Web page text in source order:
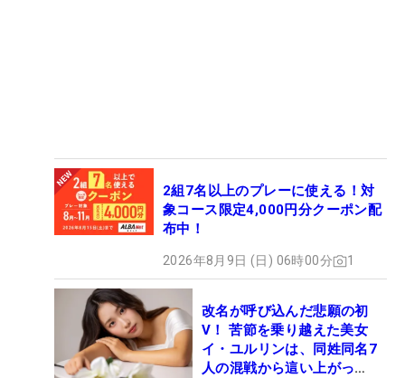
2組7名以上のプレーに使える！対
象コース限定4,000円分クーポン配
布中！
2026年8月9日 (日) 06時00分 1
改名が呼び込んだ悲願の初
V！ 苦節を乗り越えた美女
イ・ユルリンは、同姓同名7
人の混戦から這い上がっ